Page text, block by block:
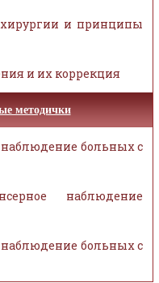
и принципы
и их коррекция
методички
больных с
наблюдение
больных с